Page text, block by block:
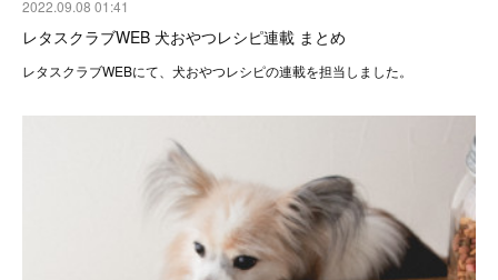
2022.09.08 01:41
レタスクラブWEB 犬おやつレシピ連載 まとめ
レタスクラブWEBにて、犬おやつレシピの連載を担当しました。